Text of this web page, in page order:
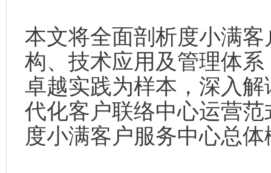
本文将全面剖析度小满
构、技术应用及管理体
卓越实践为样本，深入
代化客户联络中心运营范
度小满客户服务中心总